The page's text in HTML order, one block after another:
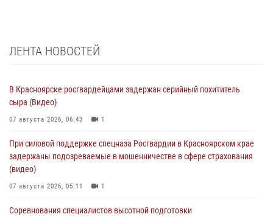
ЛЕНТА НОВОСТЕЙ
В Красноярске росгвардейцами задержан серийный похититель
сыра (Видео)
07 августа 2026, 06:43 1
При силовой поддержке спецназа Росгвардии в Красноярском крае
задержаны подозреваемые в мошенничестве в сфере страхования
(видео)
07 августа 2026, 05:11 1
Соревнования специалистов высотной подготовки